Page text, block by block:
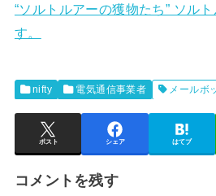
“ソルトルアーの獲物たち” ソル
す。
nifty 電気通信事業者 メールボ
ポスト シェア はてブ
コメントを残す